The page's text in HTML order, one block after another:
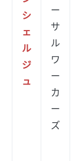
シ
ェ
ル
ジ
ュ
ー
サ
ル
ワ
ー
カ
ー
ズ